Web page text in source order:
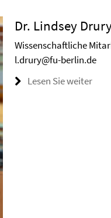
Dr. Lindsey
Wissenschaftliche
l.drury@fu-berlin.de
Lesen Sie weiter